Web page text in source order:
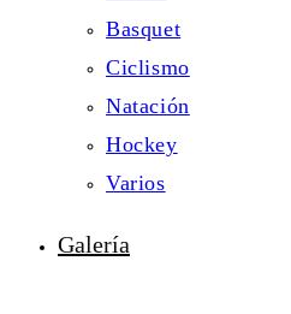
Basquet
Ciclismo
Natación
Hockey
Varios
Galería